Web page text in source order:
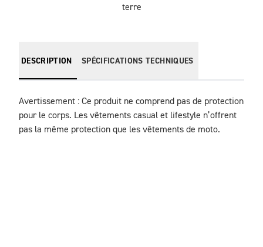
terre
DESCRIPTION SPÉCIFICATIONS TECHNIQUES
Avertissement : Ce produit ne comprend pas de protection
pour le corps. Les vêtements casual et lifestyle n’offrent
pas la même protection que les vêtements de moto.